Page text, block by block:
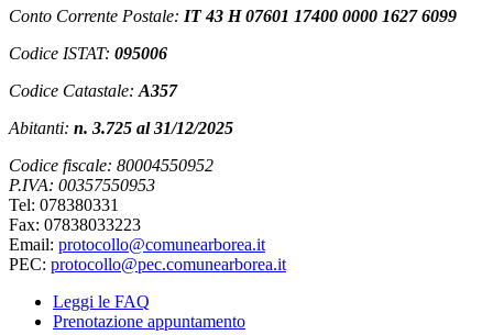
Conto Corrente Postale: IT 43 H 07601 17400 0000 1627 6099
Codice ISTAT: 095006
Codice Catastale: A357
Abitanti: n. 3.725 al 31/12/2025
Codice fiscale: 80004550952
P.IVA: 00357550953
Tel: 078380331
Fax: 07838033223
Email: protocollo@comunearborea.it
PEC: protocollo@pec.comunearborea.it
Leggi le FAQ
Prenotazione appuntamento